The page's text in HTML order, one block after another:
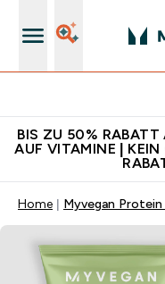
BIS ZU 50% RABATT
AUF VITAMINE |
Home Myvegan Protein